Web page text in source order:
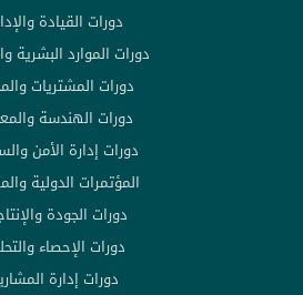
دورات القيادة
دورات الموارد البشرية
دورات المشتريات
دورات الهندسة
دورات إدارة الأمن
المؤتمرات الدولية
دورات الجودة
دورات الإحصاء
دورات إدارة